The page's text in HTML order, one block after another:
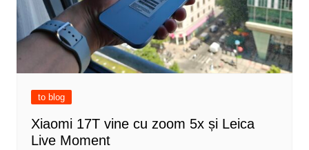
to blog
Xiaomi 17T vine cu zoom 5x și Leica
Live Moment